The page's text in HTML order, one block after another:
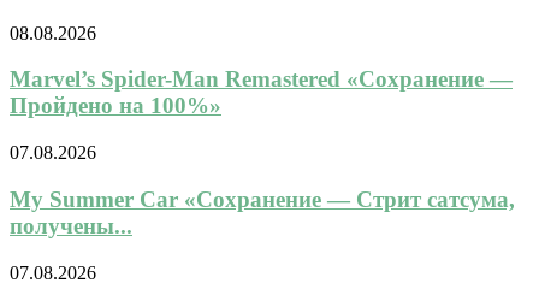
08.08.2026
Marvel’s Spider-Man Remastered «Сохранение —
Пройдено на 100%»
07.08.2026
My Summer Car «Сохранение — Стрит сатсума,
получены...
07.08.2026